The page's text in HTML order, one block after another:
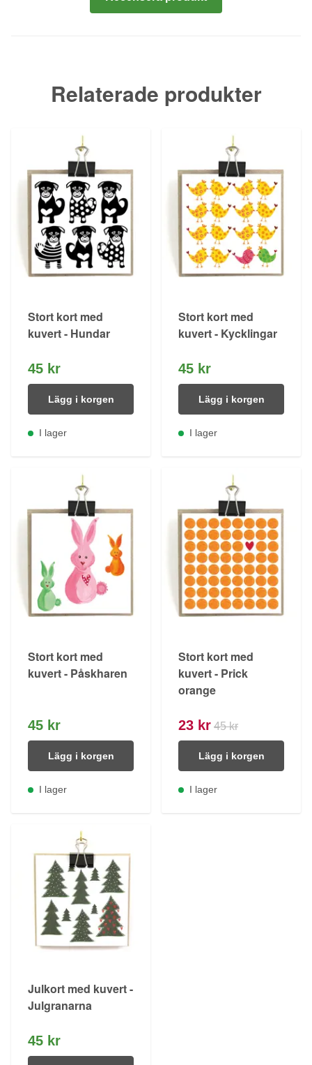
Relaterade produkter
Stort kort med
kuvert - Hundar
45 kr
Lägg i korgen
I lager
Stort kort med
kuvert - Kycklingar
45 kr
Lägg i korgen
I lager
Stort kort med
kuvert - Påskharen
45 kr
Lägg i korgen
I lager
Stort kort med
kuvert - Prick
orange
23 kr 45 kr
Lägg i korgen
I lager
Julkort med kuvert -
Julgranarna
45 kr